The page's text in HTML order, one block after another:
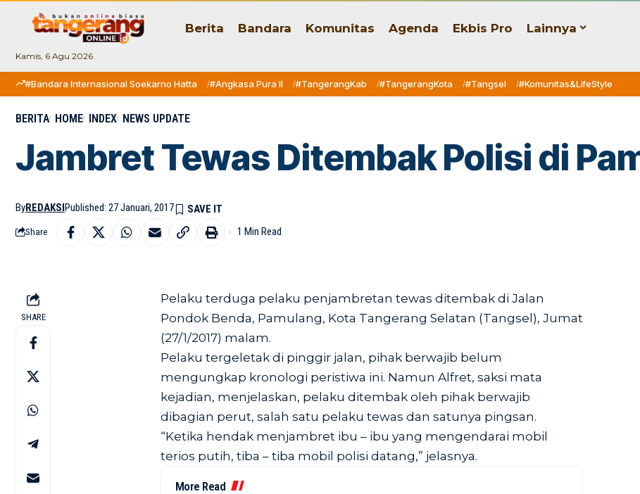
Kamis, 6 Agu 2026
Berita Bandara Komunitas Agenda Ekbis Pro Lainnya
#Bandara Internasional Soekarno Hatta #Angkasa Pura II #TangerangKab #TangerangKota #Tangsel #Komunitas&LifeStyle
BERITA HOME INDEX NEWS UPDATE
Jambret Tewas Ditembak Polisi di
ByREDAKSIPublished: 27 Januari, 2017
Share 1 Min Read
SHARE
Pelaku terduga pelaku penjambretan tewas ditembak di Jalan
Pondok Benda, Pamulang, Kota Tangerang Selatan (Tangsel), Jumat
(27/1/2017) malam.
Pelaku tergeletak di pinggir jalan, pihak berwajib belum
mengungkap kronologi peristiwa ini. Namun Alfret, saksi mata
kejadian, menjelaskan, pelaku ditembak oleh pihak berwajib
dibagian perut, salah satu pelaku tewas dan satunya pingsan.
“Ketika hendak menjambret ibu – ibu yang mengendarai mobil
terios putih, tiba – tiba mobil polisi datang,” jelasnya.
More Read